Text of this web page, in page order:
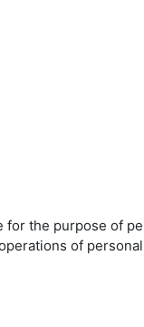
for the purpose of
of